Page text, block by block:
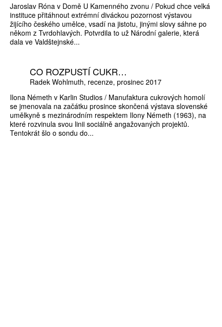
Jaroslav Róna v Domě U Kamenného zvonu / Pokud chce velká
instituce přitáhnout extrémní diváckou pozornost výstavou
žijícího českého umělce, vsadí na jistotu, jinými slovy sáhne po
někom z Tvrdohlavých. Potvrdila to už Národní galerie, která
dala ve Valdštejnské...
CO ROZPUSTÍ CUKR…
Radek Wohlmuth recenze prosinec 2017
Ilona Németh v Karlin Studios / Manufaktura cukrových homolí
se jmenovala na začátku prosince skončená výstava slovenské
umělkyně s mezinárodním respektem Ilony Németh (1963), na
které rozvinula svou linii sociálně angažovaných projektů.
Tentokrát šlo o sondu do...